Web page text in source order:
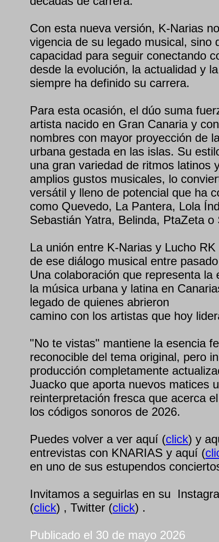
Con esta nueva versión, K-Narias
vigencia de su legado musical, sino
capacidad para seguir conectando
desde la evolución, la actualidad y
siempre ha definido su carrera.
Para esta ocasión, el dúo suma
artista nacido en Gran Canaria y
nombres con mayor proyección de
urbana gestada en las islas. Su
una gran variedad de ritmos latinos
amplios gustos musicales, lo
versátil y lleno de potencial que ha
como Quevedo, La Pantera, Lola
Sebastián Yatra, Belinda, PtaZeta
La unión entre K-Narias y Lucho
de ese diálogo musical entre
Una colaboración que representa la
la música urbana y latina en
legado de quienes abrieron
camino con los artistas que hoy
"No te vistas" mantiene la esencia
reconocible del tema original, pero
producción completamente
Juacko que aporta nuevos matices
reinterpretación fresca que acerca
los códigos sonoros de 2026.
Puedes volver a ver aquí (click) y
entrevistas con KNARIAS y aquí (
en uno de sus estupendos
Invitamos a seguirlas en su
(click) , Twitter (click) .
Publicado el 30 de mayo 2026